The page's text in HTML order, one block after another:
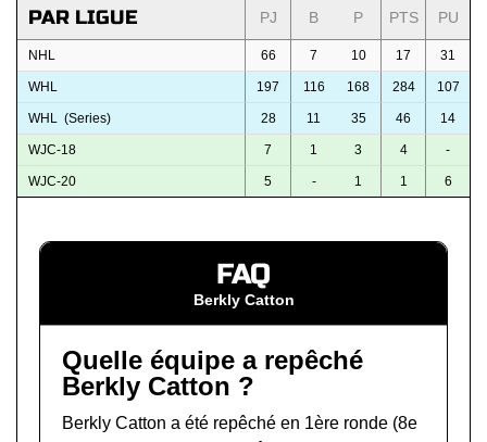
PAR LIGUE PJ B P PTS PU
NHL 66 7 10 17 31
WHL 197 116 168 284 107
WHL (Series) 28 11 35 46 14
WJC-18 7 1 3 4 -
WJC-20 5 - 1 1 6
FAQ
Berkly Catton
Quelle équipe a repêché
Berkly Catton ?
Berkly Catton a été repêché en 1ère ronde (8e